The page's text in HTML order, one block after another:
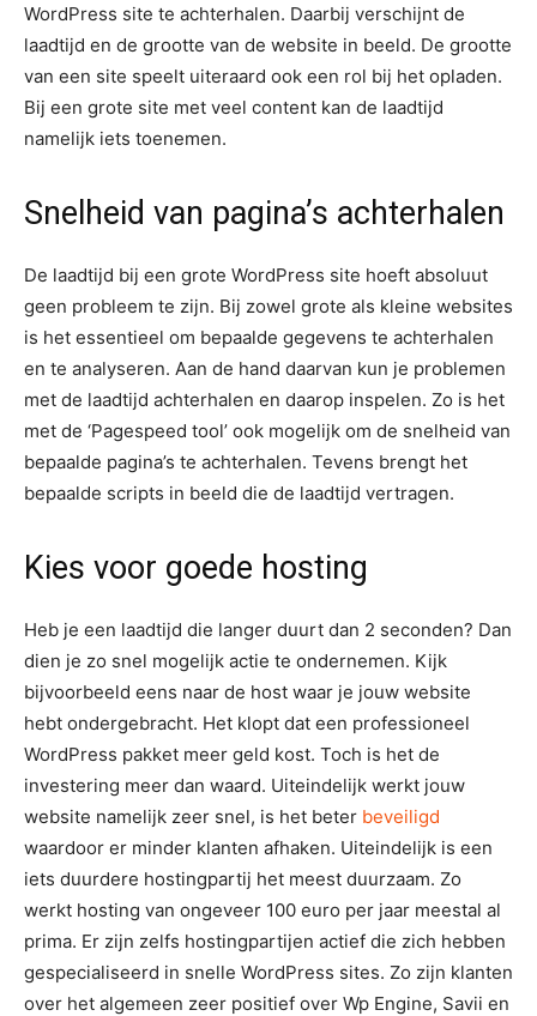
WordPress site te achterhalen. Daarbij verschijnt de
laadtijd en de grootte van de website in beeld. De grootte
van een site speelt uiteraard ook een rol bij het opladen.
Bij een grote site met veel content kan de laadtijd
namelijk iets toenemen.
Snelheid van pagina’s achterhalen
De laadtijd bij een grote WordPress site hoeft absoluut
geen probleem te zijn. Bij zowel grote als kleine websites
is het essentieel om bepaalde gegevens te achterhalen
en te analyseren. Aan de hand daarvan kun je problemen
met de laadtijd achterhalen en daarop inspelen. Zo is het
met de ‘Pagespeed tool’ ook mogelijk om de snelheid van
bepaalde pagina’s te achterhalen. Tevens brengt het
bepaalde scripts in beeld die de laadtijd vertragen.
Kies voor goede hosting
Heb je een laadtijd die langer duurt dan 2 seconden? Dan
dien je zo snel mogelijk actie te ondernemen. Kijk
bijvoorbeeld eens naar de host waar je jouw website
hebt ondergebracht. Het klopt dat een professioneel
WordPress pakket meer geld kost. Toch is het de
investering meer dan waard. Uiteindelijk werkt jouw
website namelijk zeer snel, is het beter beveiligd
waardoor er minder klanten afhaken. Uiteindelijk is een
iets duurdere hostingpartij het meest duurzaam. Zo
werkt hosting van ongeveer 100 euro per jaar meestal al
prima. Er zijn zelfs hostingpartijen actief die zich hebben
gespecialiseerd in snelle WordPress sites. Zo zijn klanten
over het algemeen zeer positief over Wp Engine, Savii en